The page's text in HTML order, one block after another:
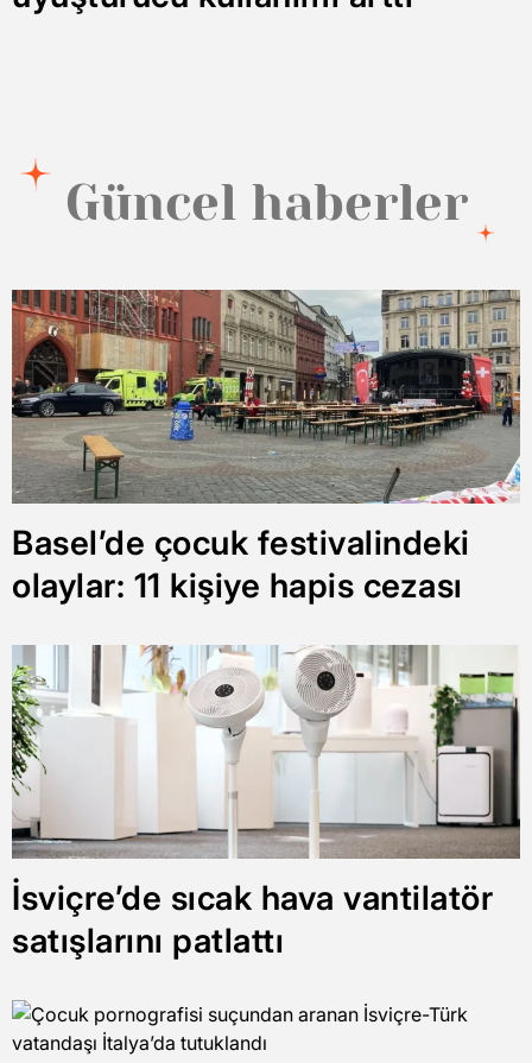
Güncel haberler
Basel’de çocuk festivalindeki
olaylar: 11 kişiye hapis cezası
İsviçre’de sıcak hava vantilatör
satışlarını patlattı